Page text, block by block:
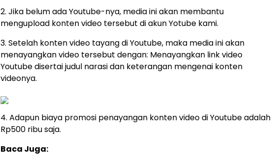
2. Jika belum ada Youtube-nya, media ini akan membantu
mengupload konten video tersebut di akun Yotube kami.
3. Setelah konten video tayang di Youtube, maka media ini akan
menayangkan video tersebut dengan: Menayangkan link video
Youtube disertai judul narasi dan keterangan mengenai konten
videonya.
4. Adapun biaya promosi penayangan konten video di Youtube adalah
Rp500 ribu saja.
Baca Juga: